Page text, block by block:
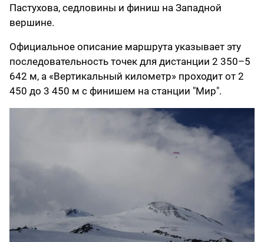
Пастухова, седловины и финиш на Западной
вершине.
Официальное описание маршрута указывает эту
последовательность точек для дистанции 2 350–5
642 м, а «Вертикальный километр» проходит от 2
450 до 3 450 м с финишем на станции "Мир".